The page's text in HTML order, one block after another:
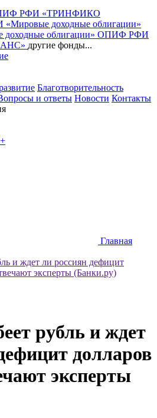
РФИ «ТРИНФИКО
доходные облигации»
облигации» ОПИФ РФИ
другие фонды...
Благотворительность
и ответы Новости Контакты
Главная
и ждет ли россиян дефицит
эксперты (Банки.ру)
рубль и ждет
долларов
эксперты